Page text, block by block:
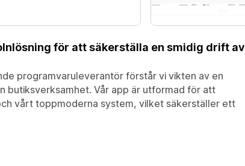
för att säkerställa en smidig drift av
programvaruleverantör förstår vi vikten av en
butiksverksamhet. Vår app är utformad för att
vårt toppmoderna system, vilket säkerställer ett